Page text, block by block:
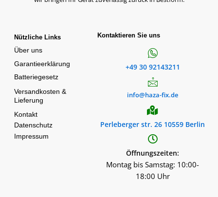
Nützliche Links
Über uns
Garantieerklärung
Batteriegesetz
Versandkosten &
Lieferung
Kontakt
Datenschutz
Impressum
Kontaktieren Sie uns
+49 30 92143211
info@haza-fix.de
Perleberger str. 26 10559 Berlin
Öffnungszeiten:
Montag bis Samstag: 10:00-
18:00 Uhr